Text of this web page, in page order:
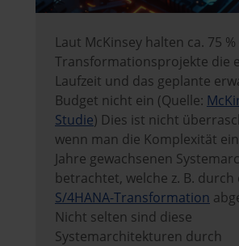
Laut McKinsey halten ca. 75 %
Transformationsprojekte die
Laufzeit und das geplante
Budget nicht ein (Quelle:
Studie) Dies ist nicht
wenn man die Komplexität
Jahre gewachsenen
betrachtet, welche z. B. durch
S/4HANA-Transformation
Nicht selten sind diese
Systemarchitekturen durch